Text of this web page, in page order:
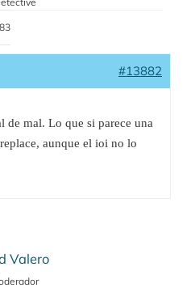
#13882
de mal. Lo que si parece una
aunque el ioi no lo
Valero